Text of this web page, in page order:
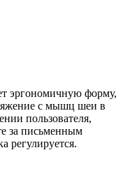
эргономичную форму,
с мышц шеи в
пользователя,
за письменным
регулируется.